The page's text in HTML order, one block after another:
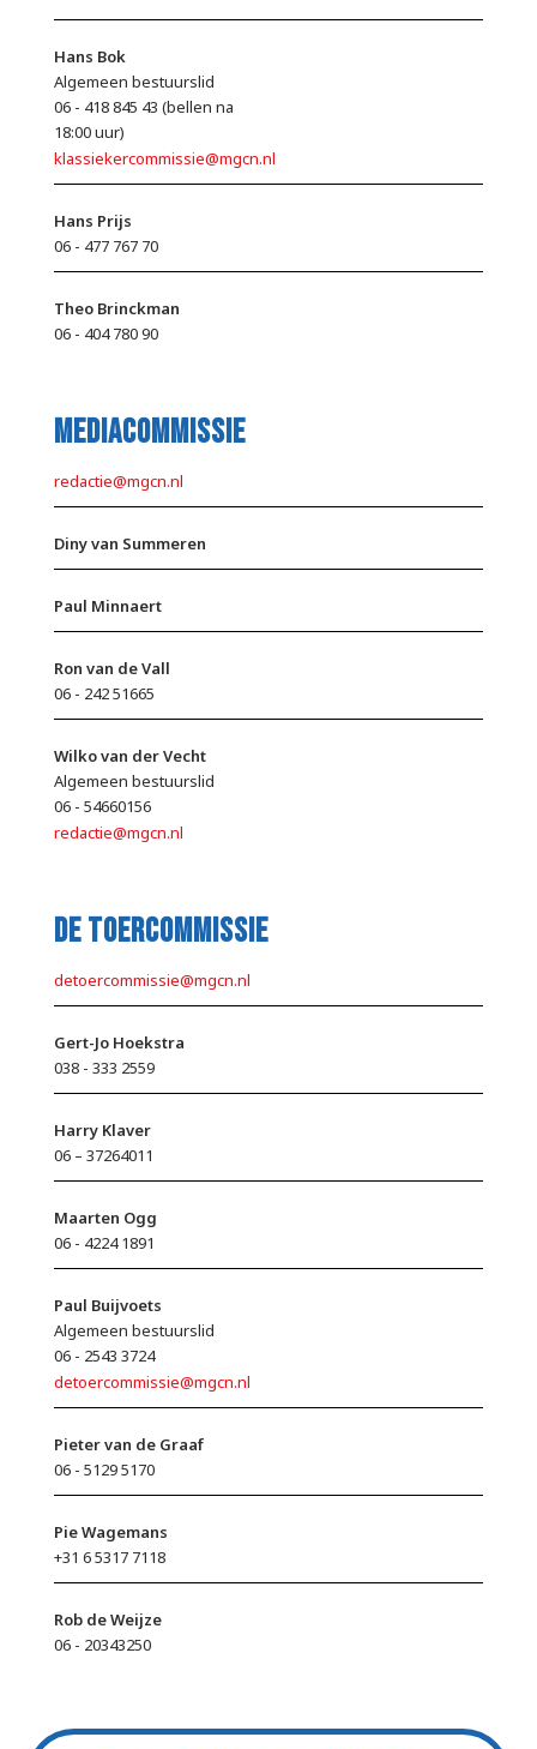
Hans Bok
Algemeen bestuurslid
06 - 418 845 43 (bellen na
18:00 uur)
klassiekercommissie@mgcn.nl
Hans Prijs
06 - 477 767 70
Theo Brinckman
06 - 404 780 90
mediacommissie
redactie@mgcn.nl
Diny van Summeren
Paul Minnaert
Ron van de Vall
06 - 242 51665
Wilko van der Vecht
Algemeen bestuurslid
06 - 54660156
redactie@mgcn.nl
de toercommissie
detoercommissie@mgcn.nl
Gert-Jo Hoekstra
038 - 333 2559
Harry Klaver
06 – 37264011
Maarten Ogg
06 - 4224 1891
Paul Buijvoets
Algemeen bestuurslid
06 - 2543 3724
detoercommissie@mgcn.nl
Pieter van de Graaf
06 - 5129 5170
Pie Wagemans
+31 6 5317 7118
Rob de Weijze
06 - 20343250